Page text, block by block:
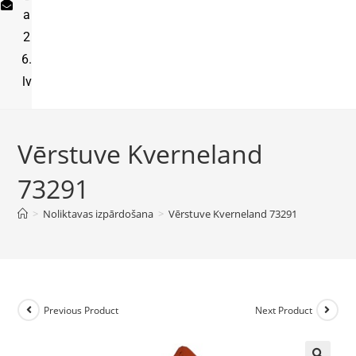
a
2
6.
lv
Vērstuve Kverneland
73291
> Noliktavas izpārdošana > Vērstuve Kverneland 73291
Previous Product Next Product